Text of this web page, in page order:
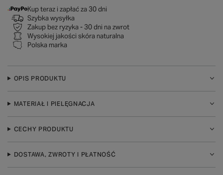
Kup teraz i zapłać za 30 dni
Szybka wysyłka
Zakup bez ryzyka - 30 dni na zwrot
Wysokiej jakości skóra naturalna
Polska marka
OPIS PRODUKTU
MATERIAŁ I PIELĘGNACJA
CECHY PRODUKTU
DOSTAWA, ZWROTY I PŁATNOŚĆ